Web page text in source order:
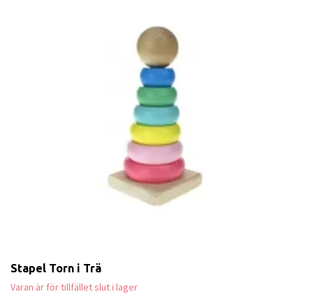
Stapel Torn i Trä
Varan är för tillfället slut i lager